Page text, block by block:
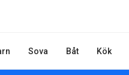
Sova Båt Kök